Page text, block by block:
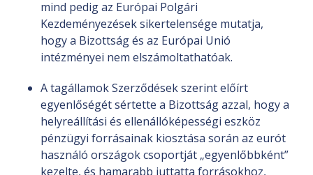
mind pedig az Európai Polgári
Kezdeményezések sikertelensége mutatja,
hogy a Bizottság és az Európai Unió
intézményei nem elszámoltathatóak.
A tagállamok Szerződések szerint előírt
egyenlőségét sértette a Bizottság azzal, hogy a
helyreállítási és ellenállóképességi eszköz
pénzügyi forrásainak kiosztása során az eurót
használó országok csoportját „egyenlőbbként”
kezelte, és hamarabb juttatta forrásokhoz,